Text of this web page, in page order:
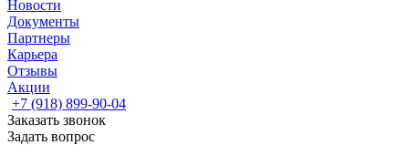
Новости
Документы
Партнеры
Карьера
Отзывы
Акции
+7 (918) 899-90-04
Заказать звонок
Задать вопрос